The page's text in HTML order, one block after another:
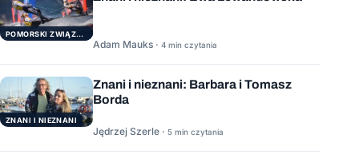
POMORSKI ZWIĄZEK ŻEGLARSKI
Adam Mauks · 4 min czytania
ZNANI I NIEZNANI
Znani i nieznani: Barbara i Tomasz
Borda
Jędrzej Szerle · 5 min czytania